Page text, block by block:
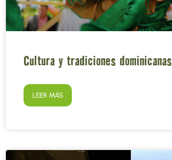
Cultura y tradiciones dominicanas
LEER MÁS